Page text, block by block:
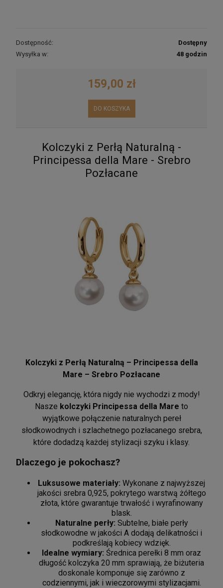
Dostępność:
Dostępny
Wysyłka w:
48 godzin
159,00 zł
DO KOSZYKA
Kolczyki z Perłą Naturalną -
Principessa della Mare - Srebro
Pozłacane
Kolczyki z Perłą Naturalną – Principessa della
Mare – Srebro Pozłacane
Odkryj elegancję, która nigdy nie wychodzi z mody!
Nasze kolczyki Principessa della Mare to
wyjątkowe połączenie naturalnych pereł
słodkowodnych i szlachetnego pozłacanego srebra,
które dodadzą każdej stylizacji szyku i klasy.
Dlaczego je pokochasz?
Luksusowe materiały: Wykonane z najwyższej
jakości srebra 0,925, pokrytego warstwą żółtego
złota, które gwarantuje trwałość i wyrafinowany
blask.
Naturalne perły: Subtelne, białe perły
słodkowodne w jakości A dodają delikatności i
podkreślają kobiecy wdzięk.
Idealne wymiary: Średnica perełki 8 mm oraz
długość kolczyka 20 mm sprawiają, że biżuteria
doskonale komponuje się zarówno z
codziennymi, jak i wieczorowymi stylizacjami.